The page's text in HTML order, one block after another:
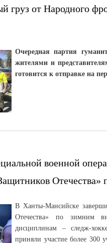
груз от Народного
Очередная партия
жителями и
готовится к отправке на
военной
В Ханты-Мансийске
Отечества» по зимним
дисциплинам – следж-
приняли участие более 300